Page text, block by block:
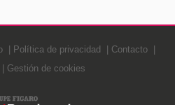
Política de privacidad
Contacto
Gestión de cookies